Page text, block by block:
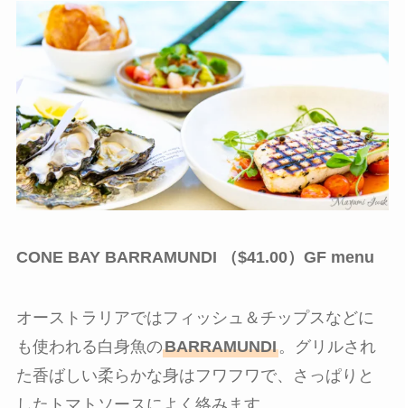
CONE BAY BARRAMUNDI （$41.00）GF menu
オーストラリアではフィッシュ＆チップスなどに
も使われる白身魚のBARRAMUNDI。グリルされ
た香ばしい柔らかな身はフワフワで、さっぱりと